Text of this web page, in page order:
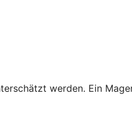
werden. Ein